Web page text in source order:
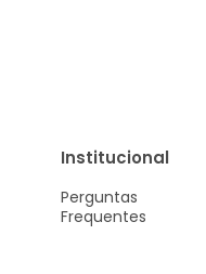
Institucional
Perguntas
Frequentes